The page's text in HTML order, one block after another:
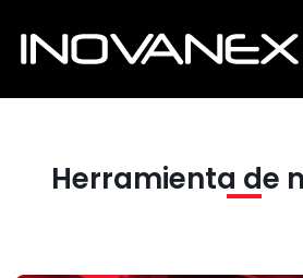
Herramienta de